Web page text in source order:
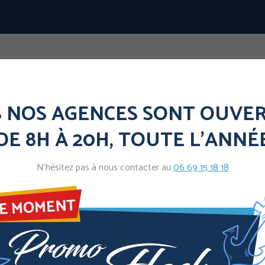
Professionnels Services +
AGENCES SONT
8H À 20H, TOUTE
N’hésitez pas à nous contacter au06 69 15 18 18